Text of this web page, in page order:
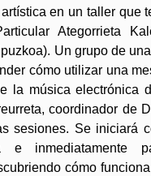
en un taller que
Ategorrieta
Un grupo de
cómo utilizar una
la música electrónica
coordinador de
sesiones. Se iniciará
e inmediatamente
cómo